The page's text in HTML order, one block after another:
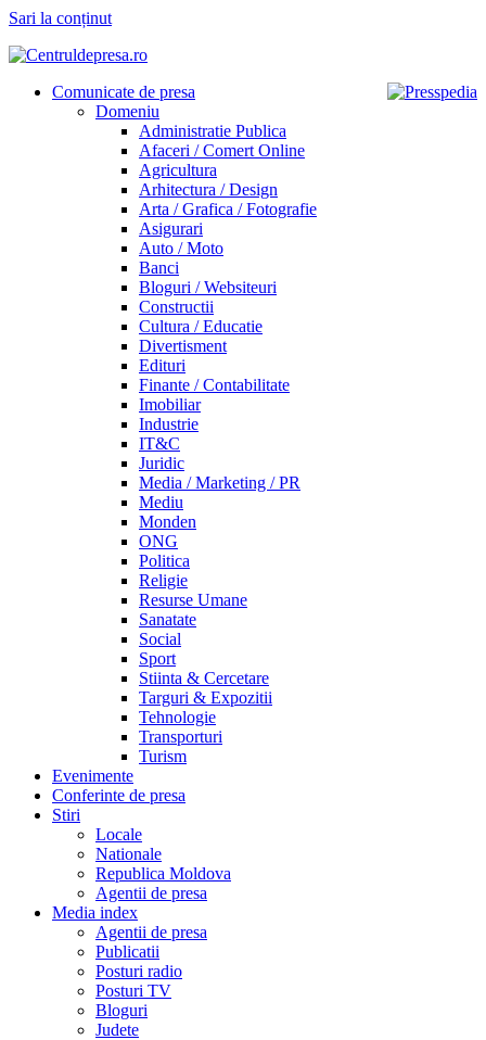
Sari la conținut
Comunicate de presa
Domeniu
Administratie Publica
Afaceri / Comert Online
Agricultura
Arhitectura / Design
Arta / Grafica / Fotografie
Asigurari
Auto / Moto
Banci
Bloguri / Websiteuri
Constructii
Cultura / Educatie
Divertisment
Edituri
Finante / Contabilitate
Imobiliar
Industrie
IT&C
Juridic
Media / Marketing / PR
Mediu
Monden
ONG
Politica
Religie
Resurse Umane
Sanatate
Social
Sport
Stiinta & Cercetare
Targuri & Expozitii
Tehnologie
Transporturi
Turism
Evenimente
Conferinte de presa
Stiri
Locale
Nationale
Republica Moldova
Agentii de presa
Media index
Agentii de presa
Publicatii
Posturi radio
Posturi TV
Bloguri
Judete